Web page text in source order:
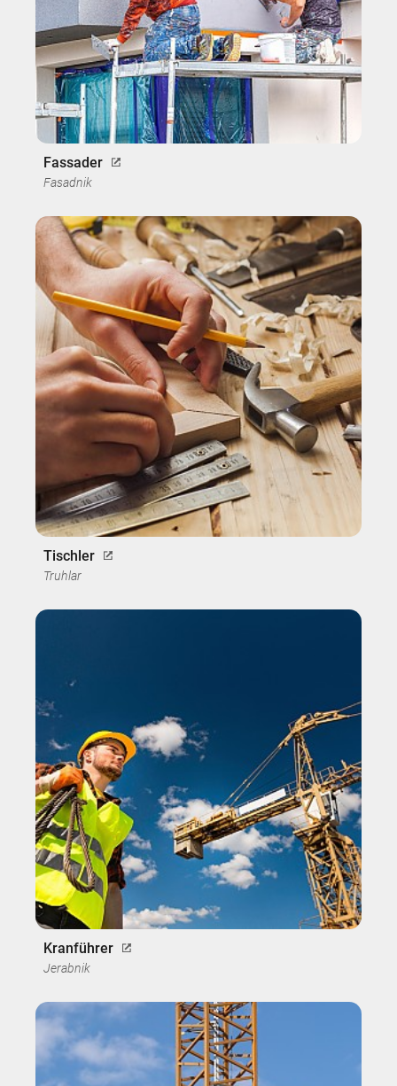
Fassader
Fasadnik
Tischler
Truhlar
Kranführer
Jerabnik